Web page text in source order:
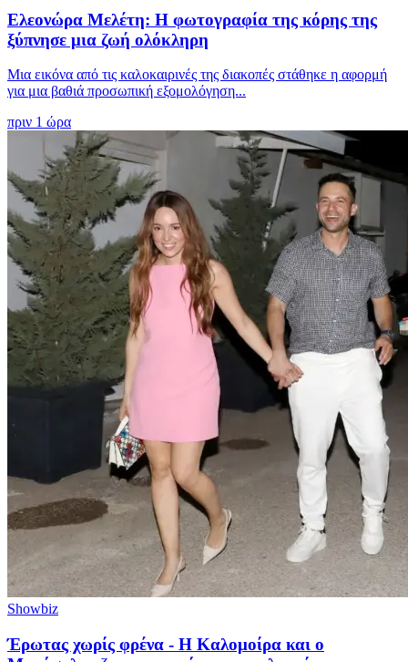
Ελεονώρα Μελέτη: Η φωτογραφία της κόρης της
ξύπνησε μια ζωή ολόκληρη
Μια εικόνα από τις καλοκαιρινές της διακοπές στάθηκε η αφορμή
για μια βαθιά προσωπική εξομολόγηση...
πριν 1 ώρα
Showbiz
Έρωτας χωρίς φρένα - Η Καλομοίρα και ο